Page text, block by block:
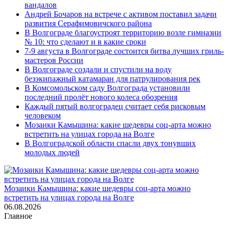
вандалов
Андрей Бочаров на встрече с активом поставил задачи
развития Серафимовичского района
В Волгограде благоустроят территорию возле гимназии
№ 10: что сделают и в какие сроки
7-9 августа в Волгограде состоится битва лучших гриль-
мастеров России
В Волгограде создали и спустили на воду
безэкипажный катамаран для патрулирования рек
В Комсомольском саду Волгограда установили
последний пролёт нового колеса обозрения
Каждый пятый волгоградец считает себя рисковым
человеком
Мозаики Камышина: какие шедевры соц-арта можно
встретить на улицах города на Волге
В Волгоградской области спасли двух тонувших
молодых людей
Мозаики Камышина: какие шедевры соц-арта можно
встретить на улицах города на Волге
06.08.2026
Главное